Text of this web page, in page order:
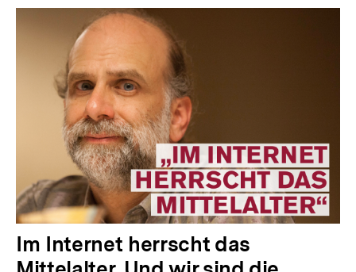
Inhalte
V
Im Internet herrscht das